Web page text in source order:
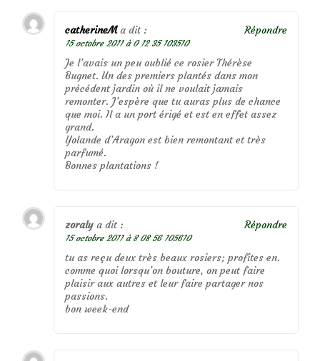
catherineM a dit :
15 octobre 2011 à 0 12 35 103510
Je l’avais un peu oublié ce rosier Thérèse
Bugnet. Un des premiers plantés dans mon
précédent jardin où il ne voulait jamais
remonter. J’espère que tu auras plus de chance
que moi. Il a un port érigé et est en effet assez
grand.
Yolande d’Aragon est bien remontant et très
parfumé.
Bonnes plantations !
Répondre
zoraly a dit :
15 octobre 2011 à 8 08 56 105610
tu as reçu deux très beaux rosiers; profites en.
comme quoi lorsqu’on bouture, on peut faire
plaisir aux autres et leur faire partager nos
passions.
bon week-end
Répondre